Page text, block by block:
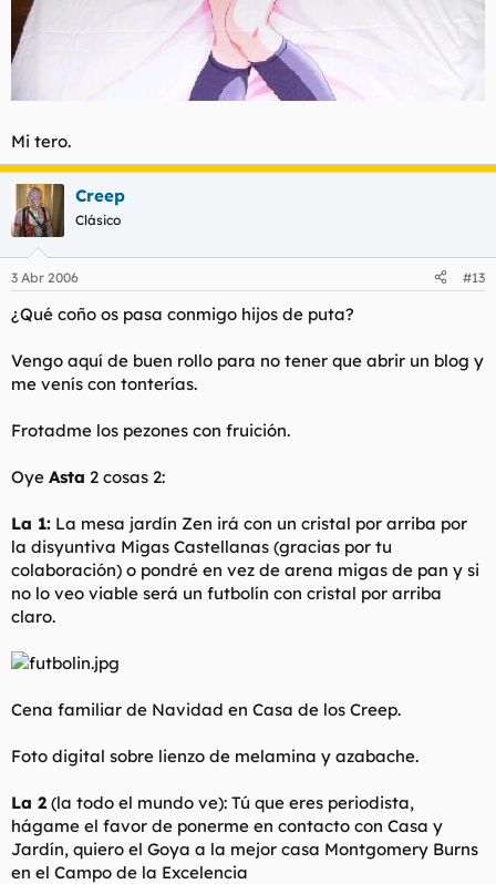
Mi tero.
Creep
Clásico
3 Abr 2006 #13
¿Qué coño os pasa conmigo hijos de puta?
Vengo aquí de buen rollo para no tener que abrir un blog y
me venís con tonterías.
Frotadme los pezones con fruición.
Oye Asta 2 cosas 2:
La 1: La mesa jardín Zen irá con un cristal por arriba por
la disyuntiva Migas Castellanas (gracias por tu
colaboración) o pondré en vez de arena migas de pan y si
no lo veo viable será un futbolín con cristal por arriba
claro.
Cena familiar de Navidad en Casa de los Creep.
Foto digital sobre lienzo de melamina y azabache.
La 2 (la todo el mundo ve): Tú que eres periodista,
hágame el favor de ponerme en contacto con Casa y
Jardín, quiero el Goya a la mejor casa Montgomery Burns
en el Campo de la Excelencia